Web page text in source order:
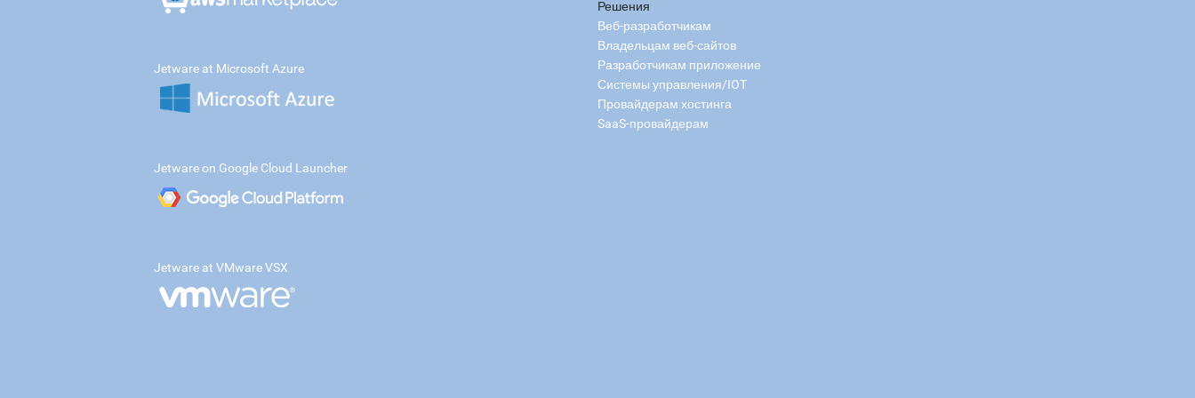
Решения
Веб-разработчикам
Владельцам веб-сайтов
Разработчикам приложение
Системы управления/IOT
Провайдерам хостинга
SaaS-провайдерам
Jetware at Microsoft Azure
Jetware on Google Cloud Launcher
Jetware at VMware VSX